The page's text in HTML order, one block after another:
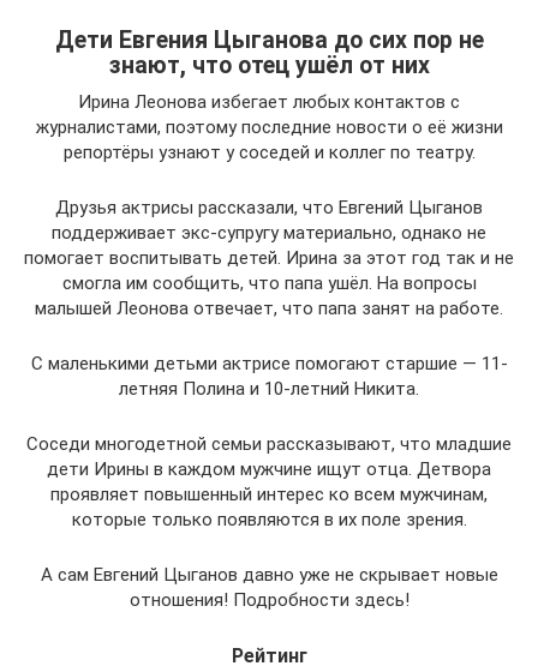
Дети Евгения Цыганова до сих пор не
знают, что отец ушёл от них
Ирина Леонова избегает любых контактов с
журналистами, поэтому последние новости о её жизни
репортёры узнают у соседей и коллег по театру.
Друзья актрисы рассказали, что Евгений Цыганов
поддерживает экс-супругу материально, однако не
помогает воспитывать детей. Ирина за этот год так и не
смогла им сообщить, что папа ушёл. На вопросы
малышей Леонова отвечает, что папа занят на работе.
С маленькими детьми актрисе помогают старшие — 11-
летняя Полина и 10-летний Никита.
Соседи многодетной семьи рассказывают, что младшие
дети Ирины в каждом мужчине ищут отца. Детвора
проявляет повышенный интерес ко всем мужчинам,
которые только появляются в их поле зрения.
А сам Евгений Цыганов давно уже не скрывает новые
отношения! Подробности здесь!
Рейтинг